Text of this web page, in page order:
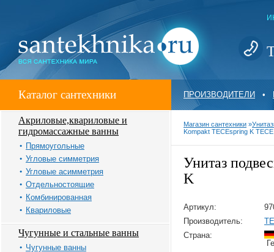
Каталог сантехники ПРОИЗВОДИТЕЛИ •
Акриловые,квариловые и
гидромассажные ванны
Прямоугольные
Угловые симметрия
Угловые асимметрия
Отдельностоящие
Комбинированная
Квариловые
Чугунные и стальные ванны
Чугунные ванны
Магазин сантехники »
Kompakt TECEspring K
Унитаз
K
Артикул:
Производитель:
Страна: